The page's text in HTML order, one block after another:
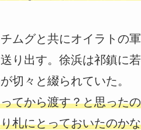
ムグと共にオイラトの
り出す。徐浜は祁鎮に
切々と綴られていた。
てから渡す？と思った
札にとっておいたのか